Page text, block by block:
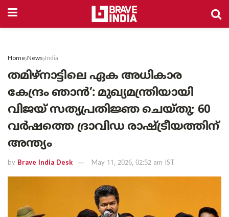
Home News India
തമിഴ്‌നാട്ടിലെ ഏക അധികാര
കേന്ദ്രം ഞാൻ’: മുഖ്യമന്ത്രിയായി
വിജയ് സത്യപ്രതിജ്ഞ ചെയ്തു; 60
വർഷത്തെ ദ്രാവിഡ രാഷ്ട്രീയത്തിന്
അന്ത്യം
by Brave India Desk May 11, 2026, 02:52 am IST